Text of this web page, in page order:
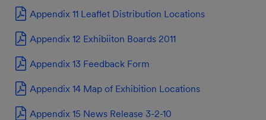
Appendix 11 Leaflet Distribution Locations
Appendix 12 Exhibiiton Boards 2011
Appendix 13 Feedback Form
Appendix 14 Map of Exhibition Locations
Appendix 15 News Release 3-2-10